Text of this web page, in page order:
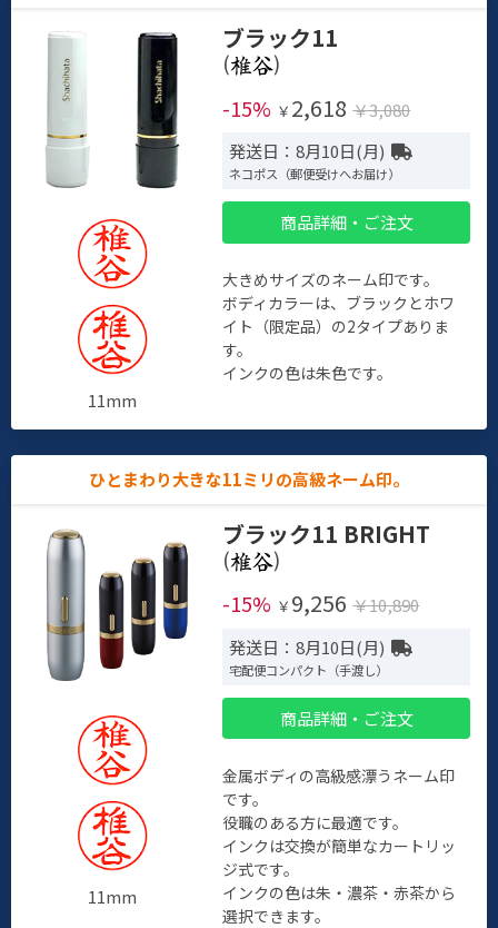
11mm
ブラック11
(
)
-15% ￥ 2,618 ￥3,080
発送日：8月10日(月)
ネコポス（郵便受けへお届け）
商品詳細・ご注文
大きめサイズのネーム印です。
ボディカラーは、ブラックとホワ
イト（限定品）の2タイプありま
す。
インクの色は朱色です。
ひとまわり大きな11ミリの高級ネーム印。
11mm
ブラック11 BRIGHT
(
)
-15% ￥ 9,256 ￥10,890
発送日：8月10日(月)
宅配便コンパクト（手渡し）
商品詳細・ご注文
金属ボディの高級感漂うネーム印
です。
役職のある方に最適です。
インクは交換が簡単なカートリッ
ジ式です。
インクの色は朱・濃茶・赤茶から
選択できます。